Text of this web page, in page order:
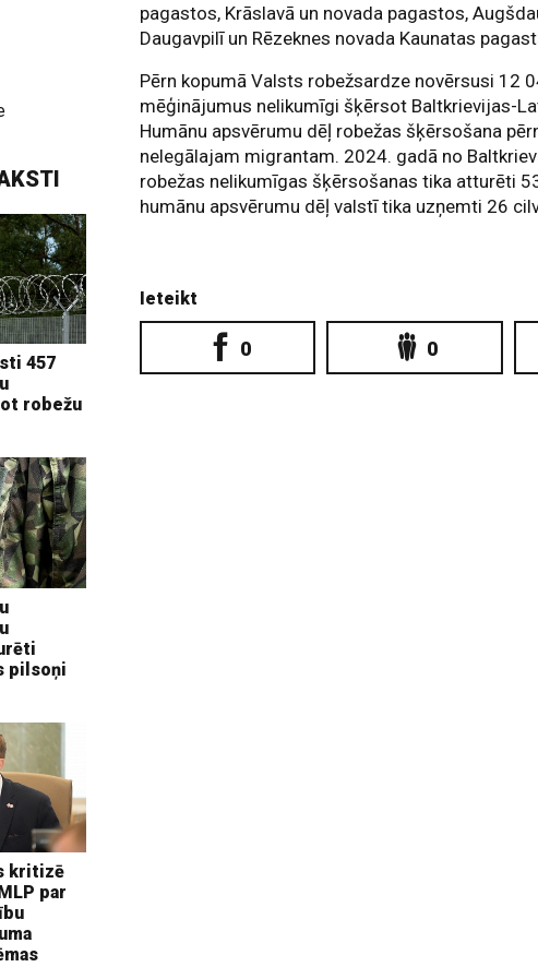
457
robežu
pilsoņi
kritizē
par
pagastos, Krāslavā un novada pagastos,
Daugavpilī un Rēzeknes novada Kaunatas
Pērn kopumā Valsts robežsardze novērsusi 12
mēģinājumus nelikumīgi šķērsot Baltkrievijas-
Humānu apsvērumu dēļ robežas šķērsošana
nelegālajam migrantam. 2024. gadā no
robežas nelikumīgas šķērsošanas tika atturēti
humānu apsvērumu dēļ valstī tika uzņemti 26
Ieteikt
0 0